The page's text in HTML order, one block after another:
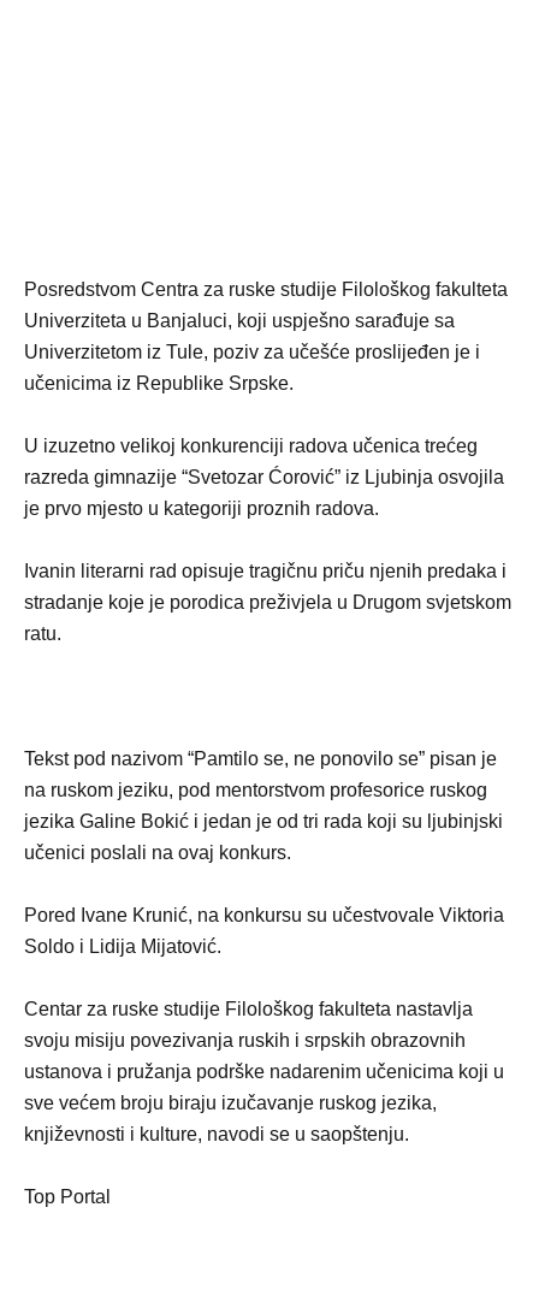
Posredstvom Centra za ruske studije Filološkog fakulteta
Univerziteta u Banjaluci, koji uspješno sarađuje sa
Univerzitetom iz Tule, poziv za učešće proslijeđen je i
učenicima iz Republike Srpske.
U izuzetno velikoj konkurenciji radova učenica trećeg
razreda gimnazije “Svetozar Ćorović” iz Ljubinja osvojila
je prvo mjesto u kategoriji proznih radova.
Ivanin literarni rad opisuje tragičnu priču njenih predaka i
stradanje koje je porodica preživjela u Drugom svjetskom
ratu.
Tekst pod nazivom “Pamtilo se, ne ponovilo se” pisan je
na ruskom jeziku, pod mentorstvom profesorice ruskog
jezika Galine Bokić i jedan je od tri rada koji su ljubinjski
učenici poslali na ovaj konkurs.
Pored Ivane Krunić, na konkursu su učestvovale Viktoria
Soldo i Lidija Mijatović.
Centar za ruske studije Filološkog fakulteta nastavlja
svoju misiju povezivanja ruskih i srpskih obrazovnih
ustanova i pružanja podrške nadarenim učenicima koji u
sve većem broju biraju izučavanje ruskog jezika,
književnosti i kulture, navodi se u saopštenju.
Top Portal